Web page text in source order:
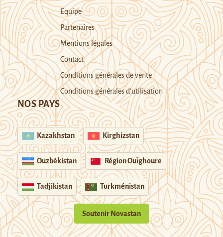
Equipe
Partenaires
Mentions légales
Contact
Conditions générales de vente
Conditions générales d’utilisation
NOS PAYS
Kazakhstan Kirghizstan
Ouzbékistan Région Ouïghoure
Tadjikistan Turkménistan
Soutenir Novastan